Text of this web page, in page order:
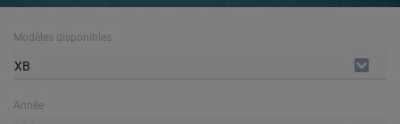
Modèles disponibles
XB
Année